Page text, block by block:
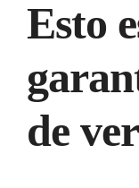
Esto
de